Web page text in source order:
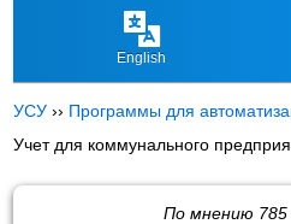
English
УСУ ›› Программы для
Учет для коммунального
По мнению 785